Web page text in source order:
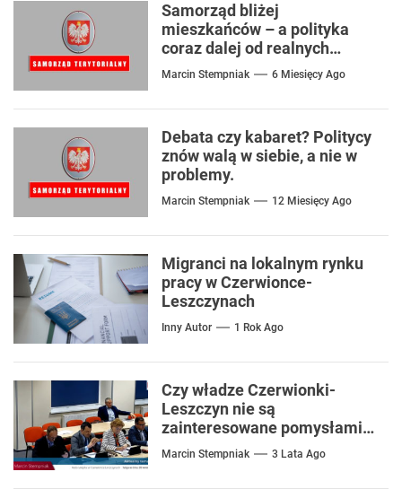
Samorząd bliżej
mieszkańców – a polityka
coraz dalej od realnych
problemów
Marcin Stempniak 6 Miesięcy Ago
Debata czy kabaret? Politycy
znów walą w siebie, a nie w
problemy.
Marcin Stempniak 12 Miesięcy Ago
Migranci na lokalnym rynku
pracy w Czerwionce-
Leszczynach
Inny Autor 1 Rok Ago
Czy władze Czerwionki-
Leszczyn nie są
zainteresowane pomysłami
na oszczędności w gminnym
budżecie?
Marcin Stempniak 3 Lata Ago